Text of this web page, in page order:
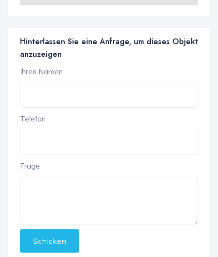
Hinterlassen Sie eine Anfrage, um dieses Objekt
anzuzeigen
Ihren Namen
Telefon
Frage
Schicken